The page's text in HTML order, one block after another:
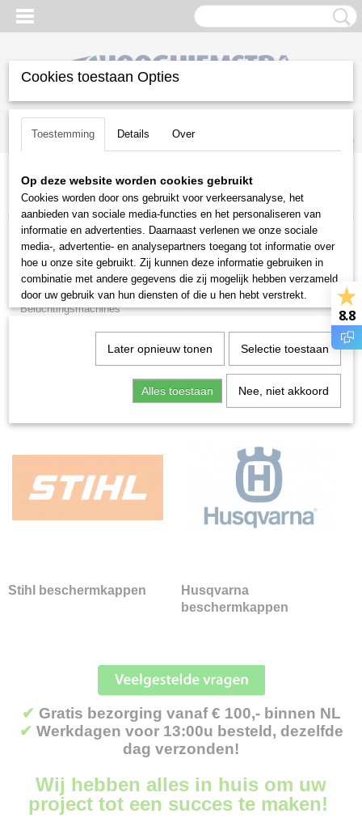
Inloggen Registreren
(0)
Home >Gazononderhoud>Bosmaaiers | toebehoren
Beschermkappen
Gazononderhoud
Balkmaaiers
Beluchtingsmachines
Beregeningstechniek
Beschermkappen
Stihl beschermkappen
Husqvarna beschermkappen
Smeermiddelen
Onkruidborstels
Grasmaaiers | toebehoren
Handgereedschap
Husqvarna accu programma
Husqvarna Combi-Machines
Klepelmaaiers
Nevelspuiten en Sproeiapparaten
Stihl beschermkappen
Husqvarna
beschermkappen
✔ Gratis bezorging vanaf € 100,- binnen NL
✔ Werkdagen voor 13:00u besteld, dezelfde
dag verzonden!
Wij hebben alles in huis om uw
project tot een succes te maken!
8.8
Cookies toestaan Opties
Toestemming Details Over
Op deze website worden cookies gebruikt
Cookies worden door ons gebruikt voor verkeersanalyse, het
aanbieden van sociale media-functies en het personaliseren van
informatie en advertenties. Daarnaast verlenen we onze sociale
media-, advertentie- en analysepartners toegang tot informatie over
hoe u onze site gebruikt. Zij kunnen deze informatie gebruiken in
combinatie met andere gegevens die zij mogelijk hebben verzameld
door uw gebruik van hun diensten of die u hen hebt verstrekt.
Later opnieuw tonen Selectie toestaan
Alles toestaan Nee, niet akkoord